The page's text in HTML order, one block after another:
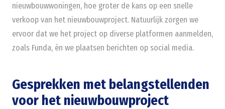
nieuwbouwwoningen, hoe groter de kans op een snelle
verkoop van het nieuwbouwproject. Natuurlijk zorgen we
ervoor dat we het project op diverse platformen aanmelden,
zoals Funda, én we plaatsen berichten op social media.
Gesprekken met belangstellenden
voor het nieuwbouwproject